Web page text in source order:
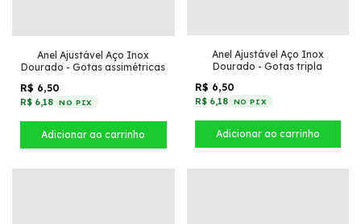
Anel Ajustável Aço Inox
Dourado - Gotas assimétricas
R$ 6,50
R$ 6,18 NO PIX
Anel Ajustável Aço Inox
Dourado - Gotas tripla
R$ 6,50
R$ 6,18 NO PIX